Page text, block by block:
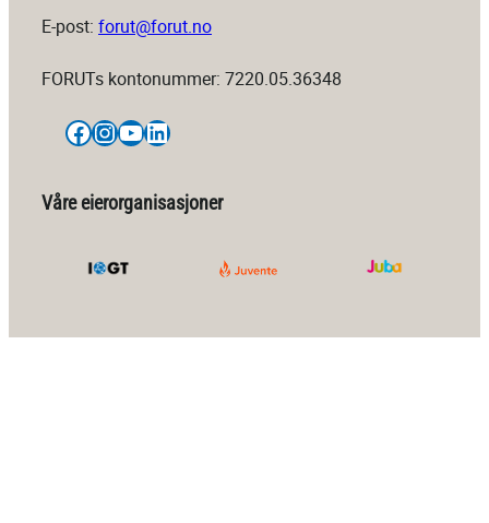
E-post: forut@forut.no
FORUTs kontonummer: 7220.05.36348
Facebook InstagramYouTube LinkedIn
Våre eierorganisasjoner